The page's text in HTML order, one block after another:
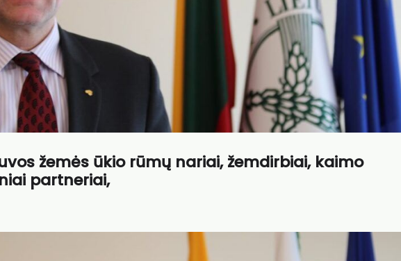
žemės ūkio rūmų nariai, žemdirbiai, kaimo
partneriai,